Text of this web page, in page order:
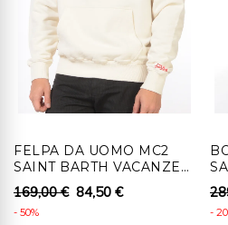
un numero di autorizzazione
attaccato all'esterno
fisicamente il prodotto e fatto
srl , senza indebito ritardo,
dall'autorizzazione al recesso.
diritto di recesso, saranno
eccezione dei costi
FELPA DA UOMO MC2
SAINT BARTH VACANZE
DI NATALE
169,00 € 84,50 €
- 50% -